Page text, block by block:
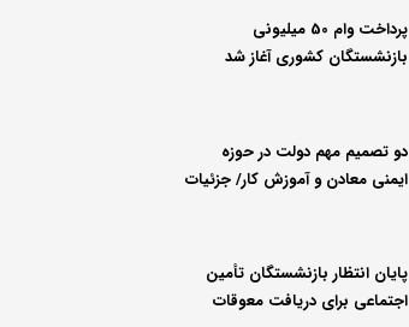
پرداخت وام 50 میلیونی
بازنشستگان کشوری آغاز شد
دو تصمیم مهم دولت در حوزه
ایمنی معادن و آموزش کار/ جزئیات
پایان انتظار بازنشستگان تأمین
اجتماعی برای دریافت معوقات